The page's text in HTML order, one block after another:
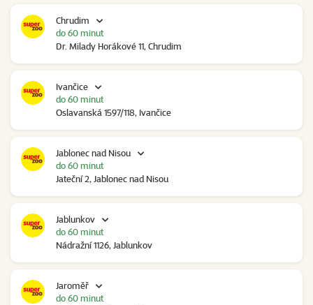
Chrudim
Dr. Milady Horákové 11, Chrudim
do 60 minut
Ivančice
Oslavanská 1597/118, Ivančice
do 60 minut
Jablonec nad Nisou
Jateční 2, Jablonec nad Nisou
do 60 minut
Jablunkov
Nádražní 1126, Jablunkov
do 60 minut
Jaroměř
do 60 minut